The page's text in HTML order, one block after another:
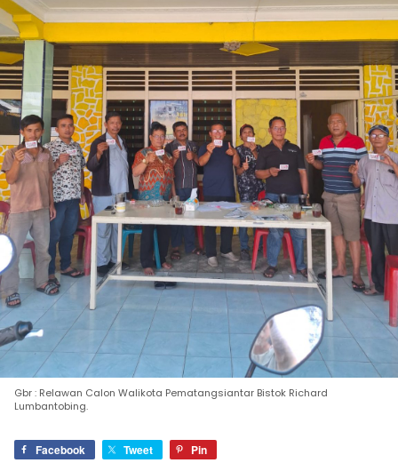
Gbr : Relawan Calon Walikota Pematangsiantar Bistok Richard
Lumbantobing.
Facebook Tweet Pin